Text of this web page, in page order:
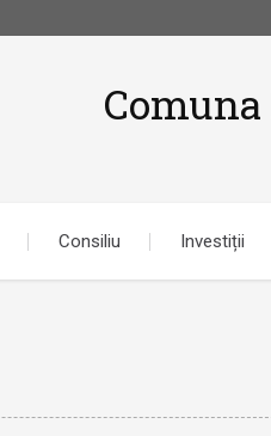
Comuna
Consiliu Investiții